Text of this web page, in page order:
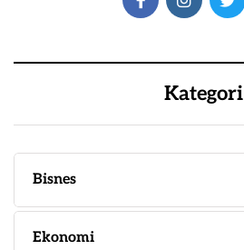
Kategori
Bisnes
Ekonomi